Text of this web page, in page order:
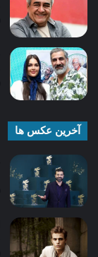
آخرین عکس ها